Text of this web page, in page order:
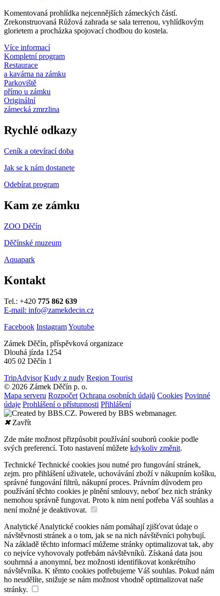
Komentovaná prohlídka nejcennějších zámeckých částí.
Zrekonstruovaná Růžová zahrada se sala terrenou, vyhlídkovým
glorietem a procházka spojovací chodbou do kostela.
Více informací
Kompletní program
Restaurace
a kavárna na zámku
Parkoviště
přímo u zámku
Originální
zámecká zmrzlina
Rychlé odkazy
Ceník a otevírací doba
Jak se k nám dostanete
Odebírat program
Kam ze zámku
ZOO Děčín
Děčínské muzeum
Aquapark
Kontakt
Tel.: +420 775 862 639
E-mail: info@zamekdecin.cz
Facebook InstagramYoutube
Zámek Děčín, příspěvková organizace
Dlouhá jízda 1254
405 02 Děčín 1
TripAdvisor Kudy z nudy Region Tourist
© 2026 Zámek Děčín p. o.
Mapa serveru Rozpočet Ochrana osobních údajů Cookies Povinné
údaje Prohlášení o přístupnosti Přihlášení
✖Zavřít
Zde máte možnost přizpůsobit používání souborů cookie podle
svých preferencí. Toto nastavení můžete kdykoliv změnit.
Technické Technické cookies jsou nutné pro fungování stránek,
zejm. pro přihlášení uživatele, uchovávání zboží v nákupním košíku,
správné fungování filtrů, nákupní proces. Právním důvodem pro
používání těchto cookies je plnění smlouvy, neboť bez nich stránky
nemohou správně fungovat. Proto k nim není potřeba Váš souhlas a
není možné je deaktivovat.
Analytické Analytické cookies nám pomáhají zjišťovat údaje o
návštěvnosti stránek a o tom, jak se na nich návštěvníci pohybují.
Na základě těchto informací můžeme stránky optimalizovat tak, aby
co nejvíce vyhovovaly potřebám návštěvníků. Získaná data jsou
souhrnná a anonymní, bez možnosti identifikovat konkrétního
návštěvníka. K těmto cookies potřebujeme Váš souhlas. Pokud nám
ho neudělíte, snižuje se nám možnost vhodně optimalizovat naše
stránky.